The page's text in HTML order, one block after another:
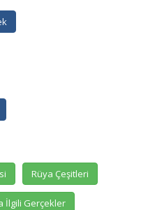
Rüya Çeşitleri
İlgili Gerçekler